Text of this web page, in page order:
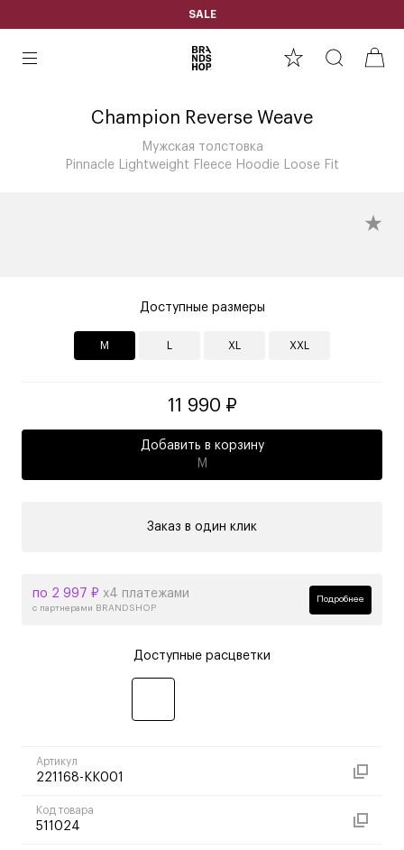
SALE
Champion Reverse Weave
Мужская толстовка
Pinnacle Lightweight Fleece Hoodie Loose Fit
Доступные размеры
M XL XXL
11 990 ₽
Добавить в корзину
M
Заказ в один клик
по 2 997 ₽ х4 платежами
с партнерами BRANDSHOP
Подробнее
Доступные расцветки
Артикул
221168-KK001
Код товара
511024